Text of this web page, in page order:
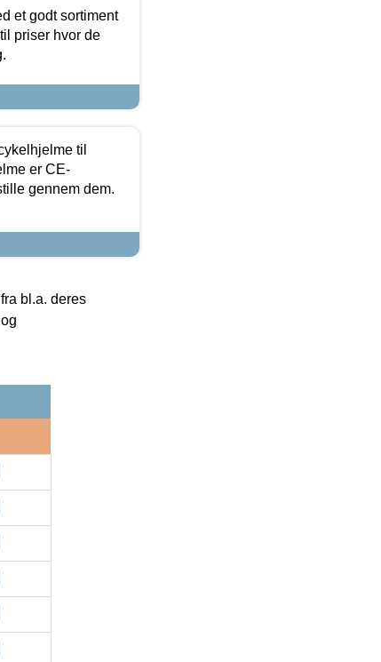
et godt sortiment
priser hvor de
til
er CE-
gennem dem.
bl.a. deres